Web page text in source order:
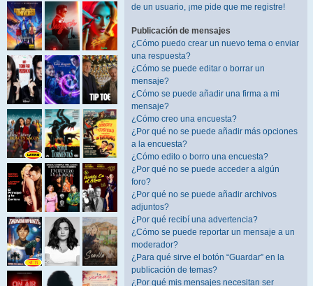
de un usuario, ¡me pide que me registre!
Publicación de mensajes
¿Cómo puedo crear un nuevo tema o enviar
una respuesta?
¿Cómo se puede editar o borrar un
mensaje?
¿Cómo se puede añadir una firma a mi
mensaje?
¿Cómo creo una encuesta?
¿Por qué no se puede añadir más opciones
a la encuesta?
¿Cómo edito o borro una encuesta?
¿Por qué no se puede acceder a algún
foro?
¿Por qué no se puede añadir archivos
adjuntos?
¿Por qué recibí una advertencia?
¿Cómo se puede reportar un mensaje a un
moderador?
¿Para qué sirve el botón “Guardar” en la
publicación de temas?
¿Por qué mis mensajes necesitan ser